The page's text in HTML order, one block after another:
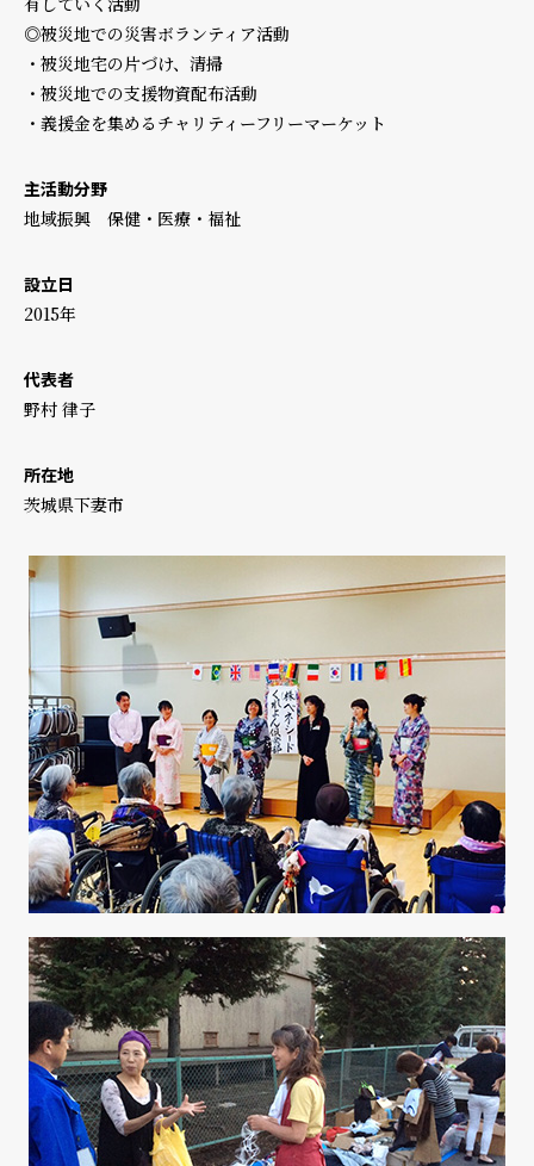
◎被災地での災害ボランティア活動
・被災地宅の片づけ、清掃
・被災地での支援物資配布活動
・義援金を集めるチャリティーフリーマーケット
主活動分野
地域振興 保健・医療・福祉
設立日
2015年
代表者
野村 律子
所在地
茨城県下妻市